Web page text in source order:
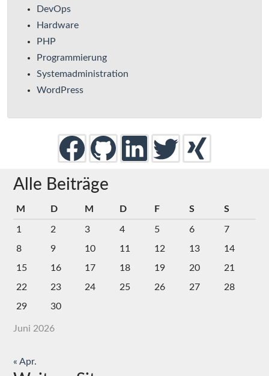
DevOps
Hardware
PHP
Programmierung
Systemadministration
WordPress
Alle Beiträge
Juni 2026
M D M D F S S
1 2 3 4 5 6
7
8
9 10 11 12 13
14
15
16 17 18 19 20
21
22
23 24 25 26 27
28
29
30
« Apr.